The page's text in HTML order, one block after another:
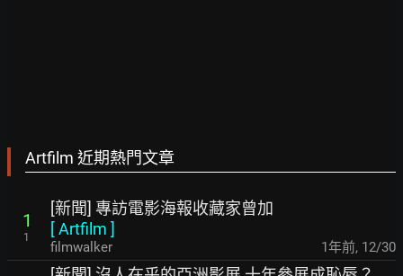
Artfilm 近期熱門文章
1
1
[新聞] 專訪電影海報收藏家曾加
[Artfilm ]
filmwalker 1年前, 12/30